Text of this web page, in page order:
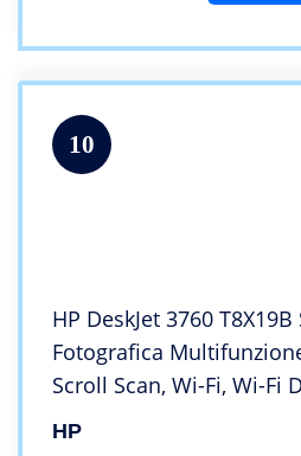
10
HP DeskJet 3760
Fotografica
Scroll Scan, Wi-Fi, Wi-Fi
No Stampa Fronte/Retro
HP